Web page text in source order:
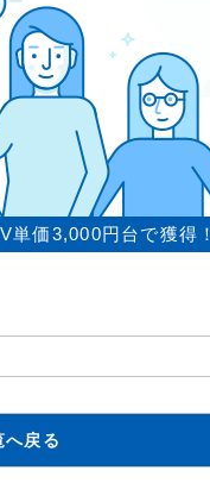
単価3,000円台で獲得！
へ戻る